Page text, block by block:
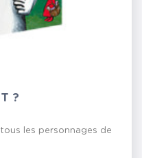
?
les personnages de